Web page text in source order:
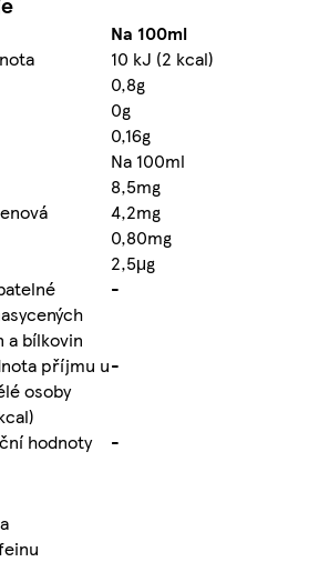
Na 100ml
10 kJ (2 kcal)
0,8g
0g
0,16g
Na 100ml
8,5mg
4,2mg
0,80mg
2,5μg
a bílkovin
-
příjmu u
osoby
-
hodnoty
-